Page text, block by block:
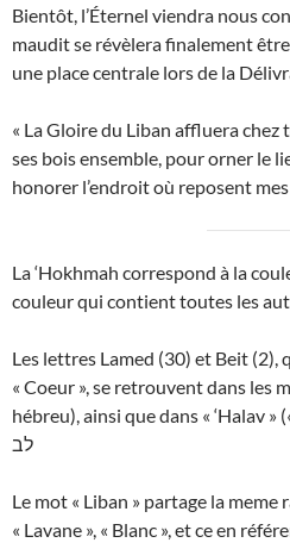
Bientôt, l’Éternel viendra nous
maudit se révèlera finalement
une place centrale lors de la
« La Gloire du Liban affluera chez
ses bois ensemble, pour orner le
honorer l’endroit où reposent
La ‘Hokhmah correspond à la
couleur qui contient toutes les
Les lettres Lamed (30) et Beit (2),
« Coeur », se retrouvent dans les
hébreu), ainsi que dans « ‘Halav »
לב
Le mot « Liban » partage la
« Lavane », « Blanc », et ce en